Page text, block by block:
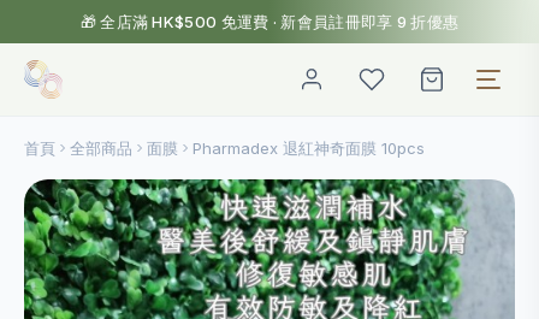
🎁 全店滿 HK$500 免運費 · 新會員註冊即享 9 折優惠
首頁 全部商品 面膜 Pharmadex 退紅神奇面膜 10pcs